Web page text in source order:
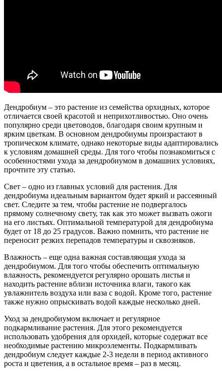
Дендробиум – это растение из семейства орхидных, которое
отличается своей красотой и неприхотливостью. Оно очень
популярно среди цветоводов, благодаря своим крупным и
ярким цветкам. В основном дендробиумы произрастают в
тропическом климате, однако некоторые виды адаптировались
к условиям домашней среды. Для того чтобы познакомиться с
особенностями ухода за дендробиумом в домашних условиях,
прочтите эту статью.
Свет – одно из главных условий для растения. Для
дендробиума идеальным вариантом будет яркий и рассеянный
свет. Следите за тем, чтобы растение не подвергалось
прямому солнечному свету, так как это может вызвать ожоги
на его листьях. Оптимальной температурой для дендробиума
будет от 18 до 25 градусов. Важно помнить, что растение не
переносит резких перепадов температуры и сквозняков.
Влажность – еще одна важная составляющая ухода за
дендробиумом. Для того чтобы обеспечить оптимальную
влажность, рекомендуется регулярно орошать листья и
находить растение вблизи источника влаги, такого как
увлажнитель воздуха или ваза с водой. Кроме того, растение
также нужно опрыскивать водой каждые несколько дней.
Уход за дендробиумом включает и регулярное
подкармливание растения. Для этого рекомендуется
использовать удобрения для орхидей, которые содержат все
необходимые растению микроэлементы. Подкармливать
дендробиум следует каждые 2-3 недели в период активного
роста и цветения, а в остальное время – раз в месяц.